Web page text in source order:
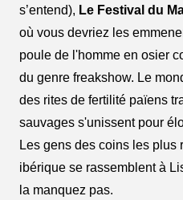
s’entend), Le Festival du
où vous devriez les
poule de l'homme en osier
du genre freakshow. Le
des rites de fertilité païens
sauvages s'unissent pour
Les gens des coins les
ibérique se rassemblent à
la manquez pas.